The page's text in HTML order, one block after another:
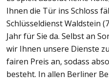
Ihnen die Tür ins Schloss
Schlüsseldienst Waldstein
Jahr für Sie da. Selbst an
wir Ihnen unsere Dienste
fairen Preis an, sodass
besteht. In allen Berliner